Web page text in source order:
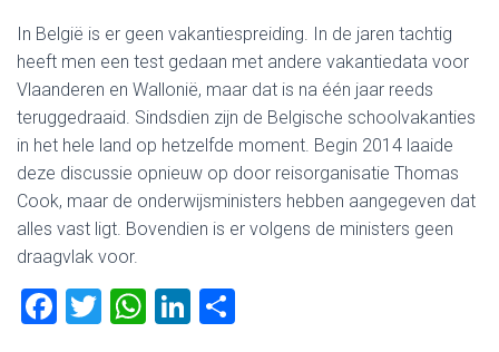
In België is er geen vakantiespreiding. In de jaren tachtig
heeft men een test gedaan met andere vakantiedata voor
Vlaanderen en Wallonië, maar dat is na één jaar reeds
teruggedraaid. Sindsdien zijn de Belgische schoolvakanties
in het hele land op hetzelfde moment. Begin 2014 laaide
deze discussie opnieuw op door reisorganisatie Thomas
Cook, maar de onderwijsministers hebben aangegeven dat
alles vast ligt. Bovendien is er volgens de ministers geen
draagvlak voor.
F
T
W Li